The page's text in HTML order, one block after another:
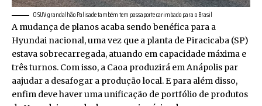
O SUV grandalhão Palisade também tem passaporte carimbado para o Brasil
A mudança de planos acaba sendo benéfica para a
Hyundai nacional, uma vez que a planta de Piracicaba (SP)
estava sobrecarregada, atuando em capacidade máxima e
três turnos. Com isso, a Caoa produzirá em Anápolis par
aajudar a desafogar a produção local. E para além disso,
enfim deve haver uma unificação de portfólio de produtos